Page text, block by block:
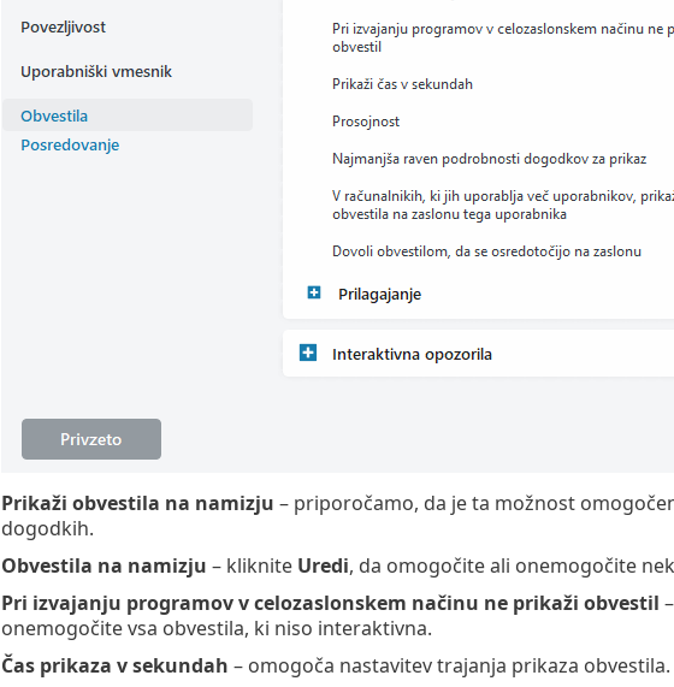
Prikaži obvestila na namizju – priporočamo, da je ta možnost
dogodkih.
Obvestila na namizju – kliknite Uredi, da omogočite ali onemogočite
Pri izvajanju programov v celozaslonskem načinu ne prikaži obvestil
onemogočite vsa obvestila, ki niso interaktivna.
Čas prikaza v sekundah – omogoča nastavitev trajanja prikaza